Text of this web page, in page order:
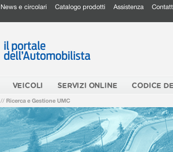
News e circolari Catalogo prodotti Assistenza
VEICOLI SERVIZI ONLINE CODICE
// Ricerca e Gestione UMC